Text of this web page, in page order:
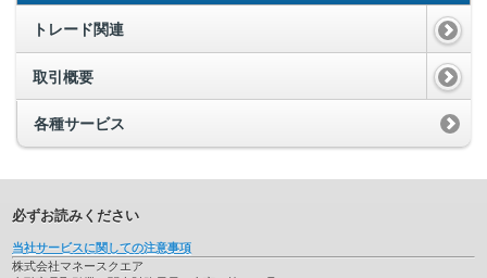
トレード関連
取引概要
各種サービス
必ずお読みください
当社サービスに関しての注意事項
株式会社マネースクエア